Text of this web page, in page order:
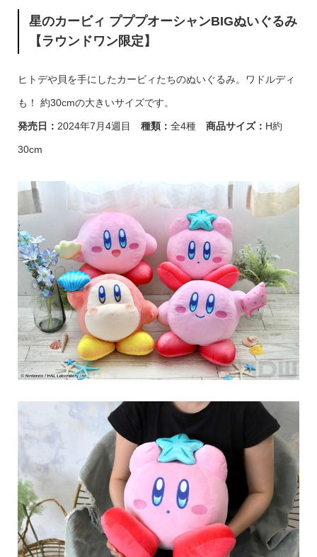
星のカービィ プププオーシャンBIGぬいぐるみ
【ラウンドワン限定】
ヒトデや貝を手にしたカービィたちのぬいぐるみ。ワドルディ
も！ 約30cmの大きいサイズです。
発売日 ： 2024年7月4週目 種類： 全4種 商品サイズ： H約
30cm